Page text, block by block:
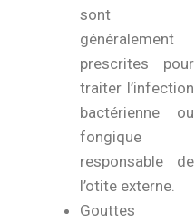
sont
généralement
prescrites pour
traiter l’infection
bactérienne ou
fongique
responsable de
l’otite externe.
Gouttes